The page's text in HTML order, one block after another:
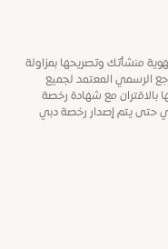
منشأتك وتصريحها بمزاولة
الرسمي المعتمد لجميع
بالاقتران مع شهادة رخصة
حتى يتم إصدار رخصة دبي